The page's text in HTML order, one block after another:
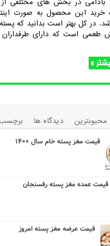
خرید این محصول به صورت
در کل بهتر است بدانید که
طعمی است که دارای طرفداران
»
محبوبترین دیدگاه ها
قیمت مغز پسته خام سال ۱۴۰۰
قیمت عمده مغز پسته رفسنجان
قیمت عرضه مغز پسته امروز